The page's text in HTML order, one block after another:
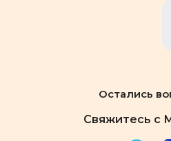
Остались
Свяжитесь с